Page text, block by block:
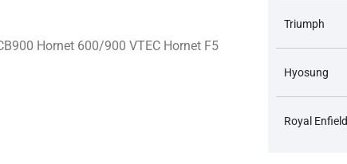
Hornet 600/900 VTEC Hornet F5
Triumph
Hyosung
Royal Enfield